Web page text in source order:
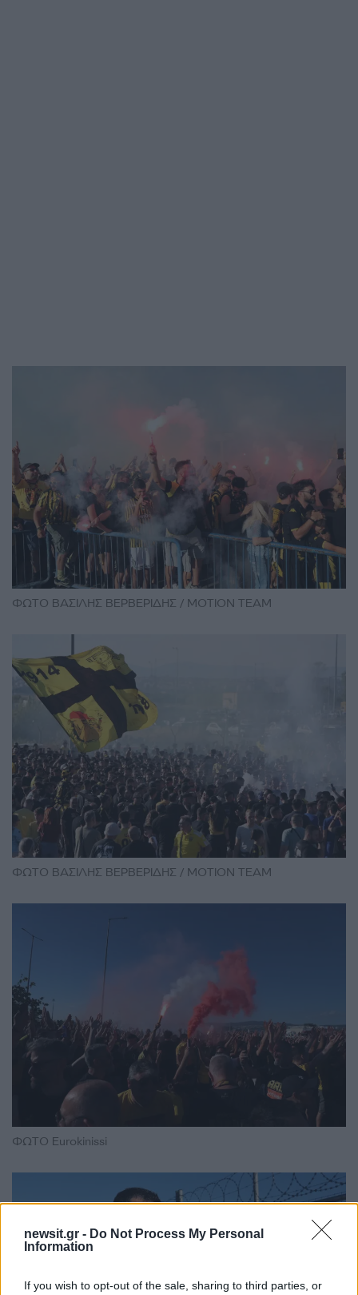
newsit.gr - Do Not Process My Personal
Information
If you wish to opt-out of the sale, sharing to third parties, or
ΦΩΤΟ ΒΑΣΙΛΗΣ ΒΕΡΒΕΡΙΔΗΣ / ΜΟΤΙΟΝ ΤΕΑΜ
ΦΩΤΟ ΒΑΣΙΛΗΣ ΒΕΡΒΕΡΙΔΗΣ / ΜΟΤΙΟΝ ΤΕΑΜ
ΦΩΤΟ Eurokinissi